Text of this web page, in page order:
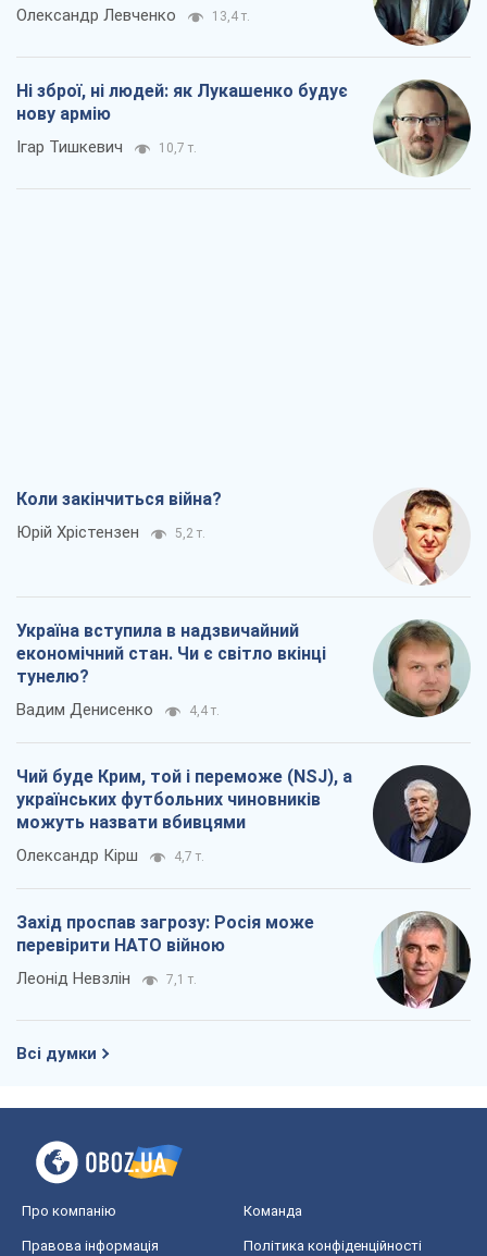
Олександр Левченко 13,4 т.
Ні зброї, ні людей: як Лукашенко будує
нову армію
Ігар Тишкевич 10,7 т.
Коли закінчиться війна?
Юрій Хрістензен 5,2 т.
Україна вступила в надзвичайний
економічний стан. Чи є світло вкінці
тунелю?
Вадим Денисенко 4,4 т.
Чий буде Крим, той і переможе (NSJ), а
українських футбольних чиновників
можуть назвати вбивцями
Олександр Кірш 4,7 т.
Захід проспав загрозу: Росія може
перевірити НАТО війною
Леонід Невзлін 7,1 т.
Всі думки
Про компанію Команда
Правова інформація Політика конфіденційності